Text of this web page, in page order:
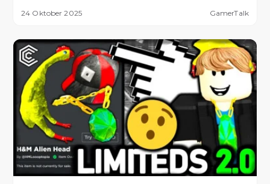
24 Oktober 2025 GamerTalk